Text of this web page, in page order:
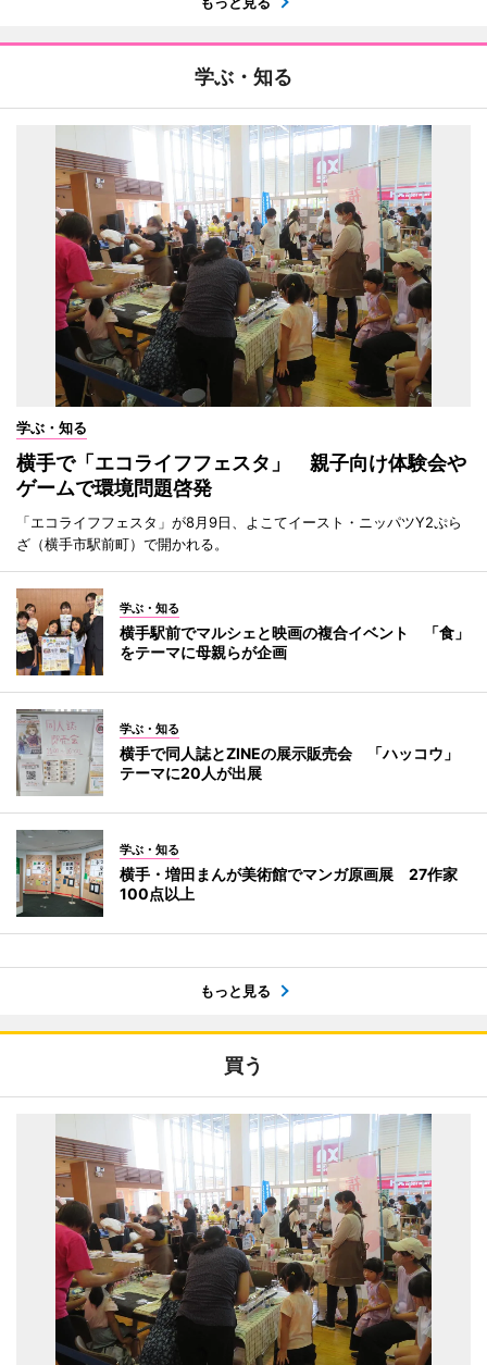
学ぶ・知る
学ぶ・知る
横手で「エコライフフェスタ」 親子向け体験会や
ゲームで環境問題啓発
「エコライフフェスタ」が8月9日、よこてイースト・ニッパツY2ぷら
ざ（横手市駅前町）で開かれる。
学ぶ・知る
横手駅前でマルシェと映画の複合イベント 「食」
をテーマに母親らが企画
学ぶ・知る
横手で同人誌とZINEの展示販売会 「ハッコウ」
テーマに20人が出展
学ぶ・知る
横手・増田まんが美術館でマンガ原画展 27作家
100点以上
もっと見る
買う